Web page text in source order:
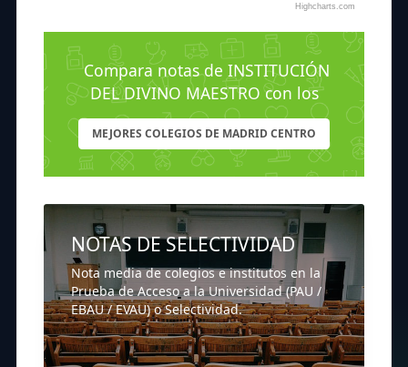
Highcharts.com
Compara notas de INSTITUCIÓN
DEL DIVINO MAESTRO con los
MEJORES COLEGIOS DE MADRID CENTRO
NOTAS DE SELECTIVIDAD
Nota media de colegios e institutos en la
Prueba de Acceso a la Universidad (PAU /
EBAU / EVAU) o Selectividad.